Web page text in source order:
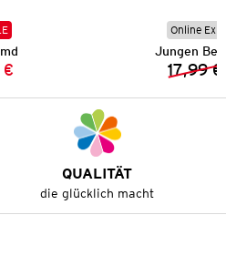
Preis:
€
Online
Jungen
17,99 €
QUALITÄT
die glücklich macht